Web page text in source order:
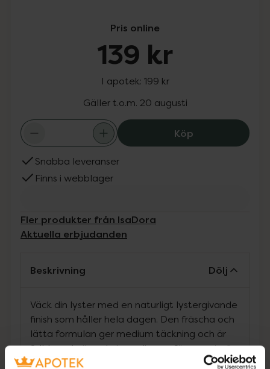
Pris online
139 kr
I apotek: 199 kr
Gäller t.o.m. 20 augusti
KöpIsaDora The
Snabba leveranser
Finns i webblager
Fler produkter från IsaDora
Aktuella erbjudanden
Beskrivning Dölj
Väck din lyster med en naturligt lystergivande
finish som håller hela dagen. Den fräscha och
lätta formulan ger medium täckning och är
fylld med närande ingredienser för en naturlig,
lystergivande och frisk hud. Innehåller